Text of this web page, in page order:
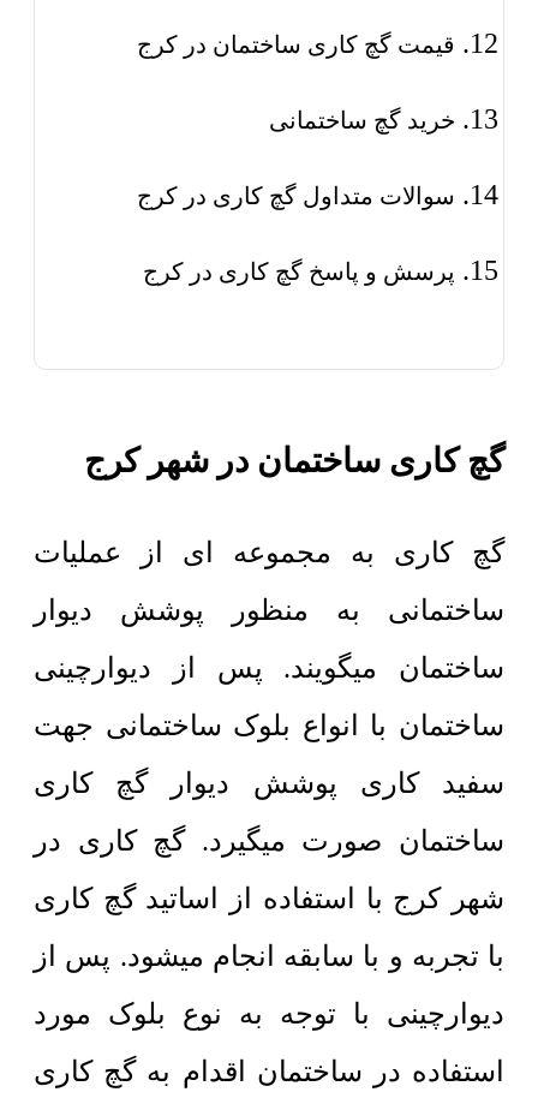
قیمت گچ کاری ساختمان در کرج
خرید گچ ساختمانی
سوالات متداول گچ کاری در کرج
پرسش و پاسخ گچ کاری در کرج
گچ کاری ساختمان در شهر کرج
گچ کاری به مجموعه ای از عملیات
ساختمانی به منظور پوشش دیوار
ساختمان میگویند. پس از دیوارچینی
ساختمان با انواع بلوک ساختمانی جهت
سفید کاری پوشش دیوار گچ کاری
ساختمان صورت میگیرد. گچ کاری در
شهر کرج با استفاده از اساتید گچ کاری
با تجربه و با سابقه انجام میشود. پس از
دیوارچینی با توجه به نوع بلوک مورد
استفاده در ساختمان اقدام به گچ کاری